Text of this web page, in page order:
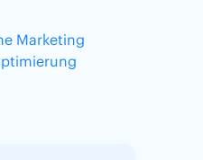
Marketing